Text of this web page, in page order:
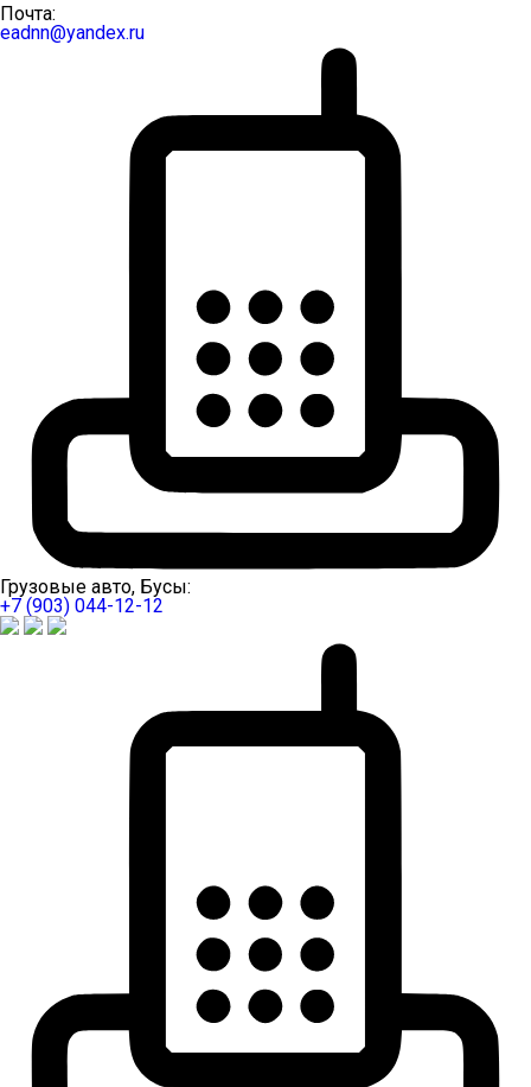
Почта:
eadnn@yandex.ru
Грузовые авто, Бусы:
+7 (903) 044-12-12